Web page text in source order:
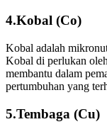
4.Kobal (Co)
Kobal adalah
Kobal di perlukan
membantu dalam
pertumbuhan yang
5.Tembaga (Cu)